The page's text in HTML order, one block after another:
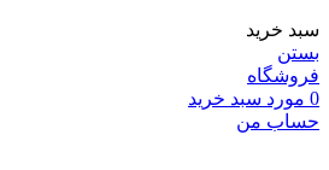
سبد خرید
بستن
فروشگاه
0 مورد سبد خرید
حساب من